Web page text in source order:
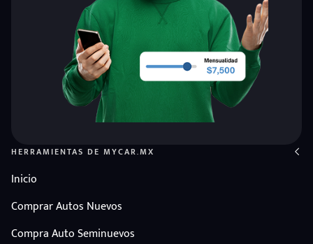
HERRAMIENTAS DE MYCAR.MX
Inicio
Comprar Autos Nuevos
Compra Auto Seminuevos